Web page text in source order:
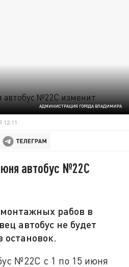
АДМИНИСТРАЦИЯ ГОРОДА ВЛАДИМИРА
12:11
автобус №22С
рабов в
автобус не будет
остановок.
№22С с 1 по 15 июня